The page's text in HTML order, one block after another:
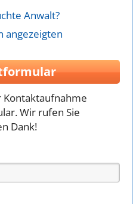
Anwalt?
angezeigten
Kontaktaufnahme
Wir rufen Sie
Dank!